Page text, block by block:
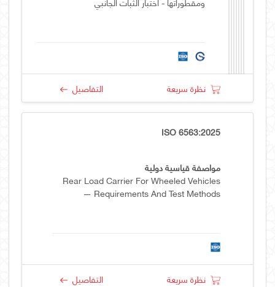
نظرة سريعة التفاصيل
ISO 6563:2025
مواصفة قياسية دولية
Rear Load Carrier For Wheeled Vehicles
— Requirements And Test Methods
نظرة سريعة التفاصيل